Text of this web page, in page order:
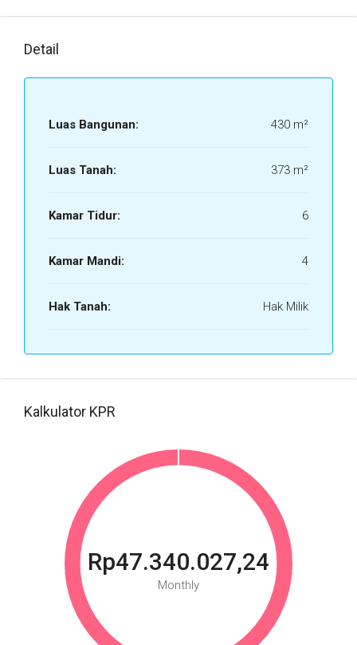
Detail
Luas Bangunan: 430 m²
Luas Tanah: 373 m²
Kamar Tidur: 6
Kamar Mandi: 4
Hak Tanah: Hak Milik
Kalkulator KPR
Rp47.340.027,24
Monthly